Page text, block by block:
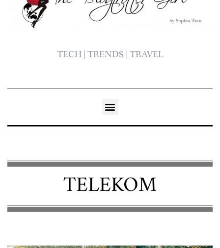
TECH | TRENDS | TRAVEL
TELEKOM